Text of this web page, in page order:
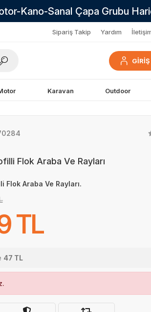
Kano-Sanal Çapa Grubu
Sipariş Takip Yardım
Karavan Outdoor
Flok Araba Ve Rayları
Flok Araba Ve Rayları.
TL
47 TL